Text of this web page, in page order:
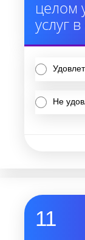
целом
услуг
Не
11